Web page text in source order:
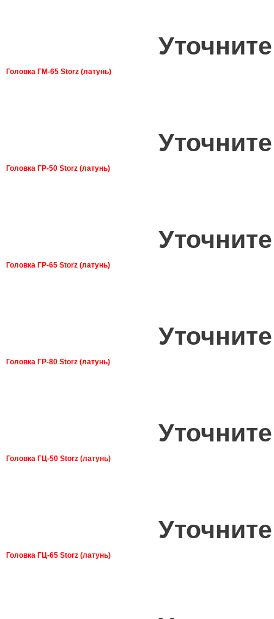
Головка ГМ-65 Storz (латунь)
Головка ГР-50 Storz (латунь)
Головка ГР-65 Storz (латунь)
Головка ГР-80 Storz (латунь)
Головка ГЦ-50 Storz (латунь)
Головка ГЦ-65 Storz (латунь)